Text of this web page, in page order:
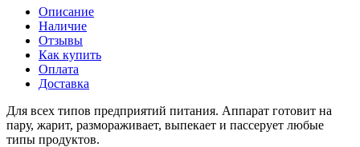
Описание
Наличие
Отзывы
Как купить
Оплата
Доставка
Для всех типов предприятий питания. Аппарат готовит на
пару, жарит, размораживает, выпекает и пассерует любые
типы продуктов.